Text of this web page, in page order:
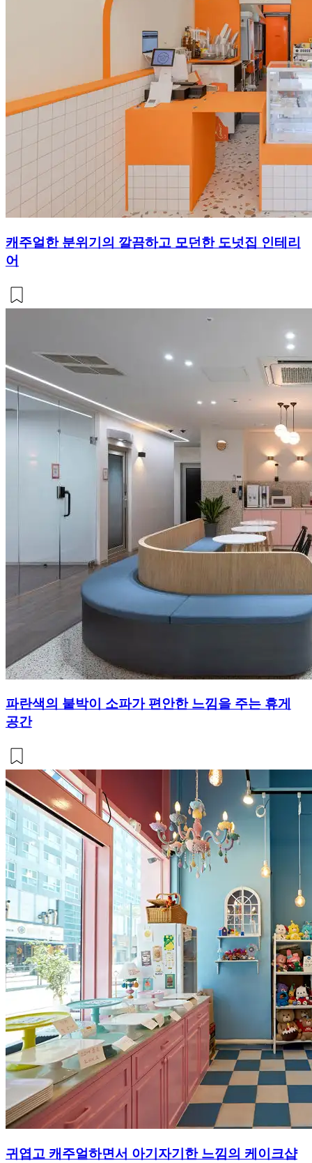
캐주얼한 분위기의 깔끔하고 모던한 도넛집 인테리
어
파란색의 붙박이 소파가 편안한 느낌을 주는 휴게
공간
귀엽고 캐주얼하면서 아기자기한 느낌의 케이크샵